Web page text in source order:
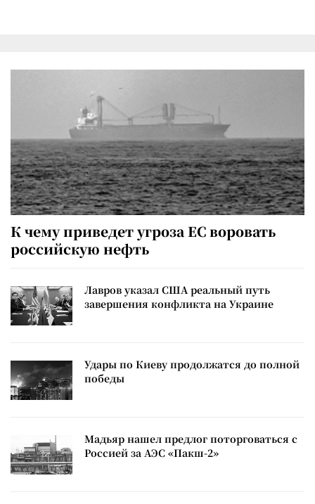
К чему приведет угроза ЕС воровать
российскую нефть
Лавров указал США реальный путь
завершения конфликта на Украине
Удары по Киеву продолжатся до полной
победы
Мадьяр нашел предлог поторговаться с
Россией за АЭС «Пакш-2»